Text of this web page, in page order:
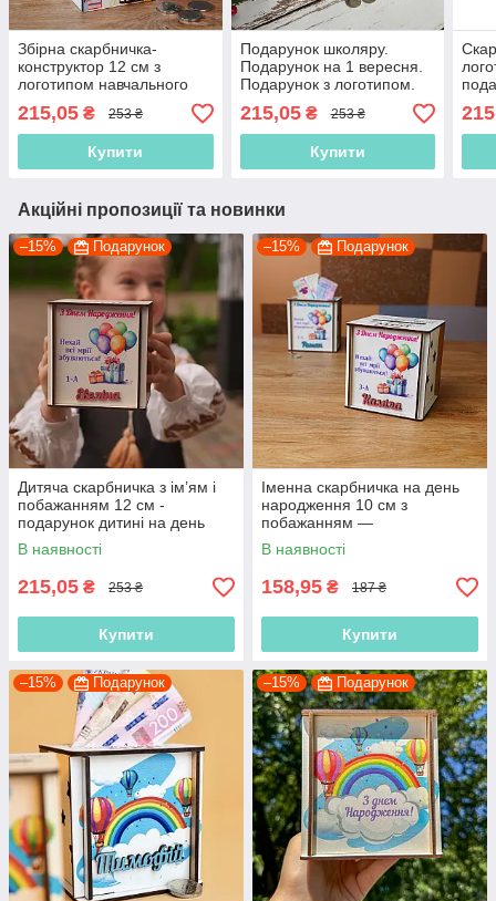
Збірна скарбничка-
конструктор 12 см з
логотипом навчального
закладу — подарунок
учням на випускний та 1
вересня
215,05 ₴ 253 ₴
Купити
Подарунок школяру.
Подарунок на 1 вересня.
Подарунок з логотипом.
Корпоративний
подарунок. Скарбничка 12
см
215,05₴ 253 ₴
Купити
Акційні пропозиції та новинки
–15% Подарунок
Дитяча скарбничка з ім’ям і
побажанням 12 см -
подарунок дитині на день
народження в школу
В наявності
215,05 ₴ 253 ₴
Купити
–15% Подарунок
Іменна скарбничка на день
народження 10 см з
побажанням —
персоналізований подарунок
дитині школяру
В наявності
158,95 ₴ 187 ₴
Купити
–15% Подарунок –15% Подарунок